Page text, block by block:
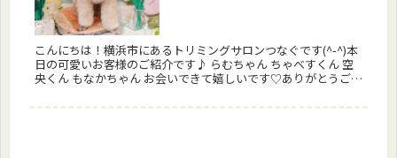
こんにちは！横浜市にあるトリミングサロンつなぐです(^-^)本
日の可愛いお客様のご紹介です♪ らむちゃん ちゃべすくん 空
央くん もなかちゃん お会いできて嬉しいです♡ありがとうござ